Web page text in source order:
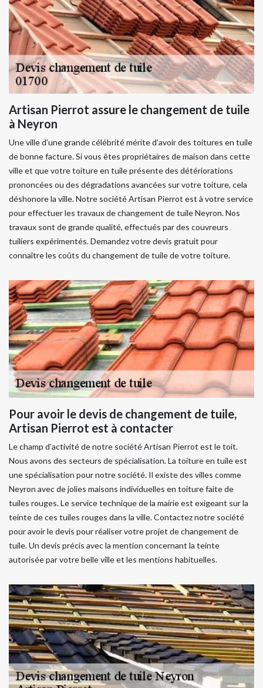
Artisan Pierrot assure le changement de tuile
à Neyron
Une ville d’une grande célébrité mérite d’avoir des toitures en tuile
de bonne facture. Si vous êtes propriétaires de maison dans cette
ville et que votre toiture en tuile présente des détériorations
prononcées ou des dégradations avancées sur votre toiture, cela
déshonore la ville. Notre société Artisan Pierrot est à votre service
pour effectuer les travaux de changement de tuile Neyron. Nos
travaux sont de grande qualité, effectués par des couvreurs
tuiliers expérimentés. Demandez votre devis gratuit pour
connaître les coûts du changement de tuile de votre toiture.
Pour avoir le devis de changement de tuile,
Artisan Pierrot est à contacter
Le champ d’activité de notre société Artisan Pierrot est le toit.
Nous avons des secteurs de spécialisation. La toiture en tuile est
une spécialisation pour notre société. Il existe des villes comme
Neyron avec de jolies maisons individuelles en toiture faite de
tuiles rouges. Le service technique de la mairie est exigeant sur la
teinte de ces tuiles rouges dans la ville. Contactez notre société
pour avoir le devis pour réaliser votre projet de changement de
tuile. Un devis précis avec la mention concernant la teinte
autorisée par votre belle ville et les mentions habituelles.